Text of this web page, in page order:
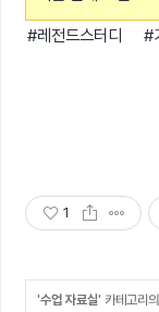
#레전드스터디
1
'수업 자료실' 카테고리